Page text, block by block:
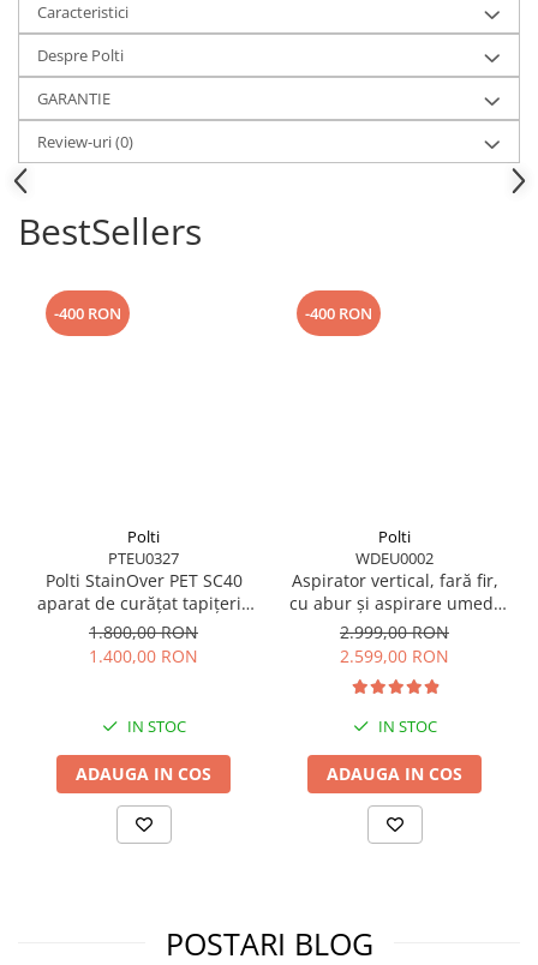
COMPATIBILITATE
Caracteristici
Despre Polti
GARANTIE
Review-uri(0)
BestSellers
-400 RON
Polti
PTEU0327
Polti StainOver PET SC40
aparat de curățat tapițerie
cu abur și aspirare 4 în 1,
cu perie pentru păr de
animale și SteamActive
1.800,00 RON
1.400,00 RON
IN STOC
ADAUGA IN COS
-400 RON
Polti
WDEU0002
Aspirator vertical, fară fir,
cu abur și aspirare umed-
uscată, 450 W, aspirare 14
kPa, 0.6 l, 71 Db, 4,2 Kg,
gri/negru, Polti RollySteam
WD40C
2.999,00 RON
2.599,00 RON
IN STOC
ADAUGA IN COS
POSTARI BLOG